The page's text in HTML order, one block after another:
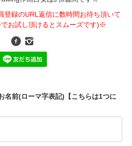
録のURL返信に数時間お待ち頂いて
お試し頂けるとスムーズです)※
前(ローマ字表記)【こちらは1つに